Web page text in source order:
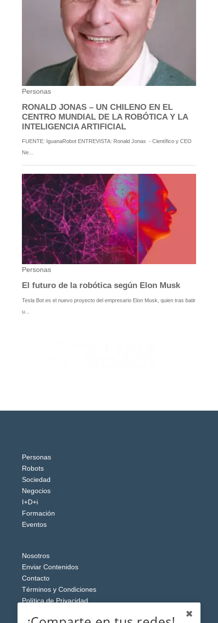
Personas
Robots
Sociedad
Negocios
I+D+i
Formación
Eventos
Nosotros
Enviar Contenidos
Contacto
Términos y Condiciones
Política de Privacidad